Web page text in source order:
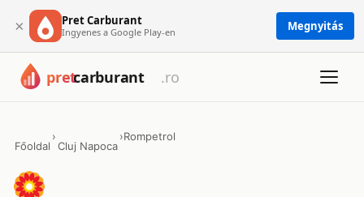
× Pret Carburant
Ingyenes a Google Play-en Megnyitás
Főoldal
›
Cluj Napoca
›Rompetrol